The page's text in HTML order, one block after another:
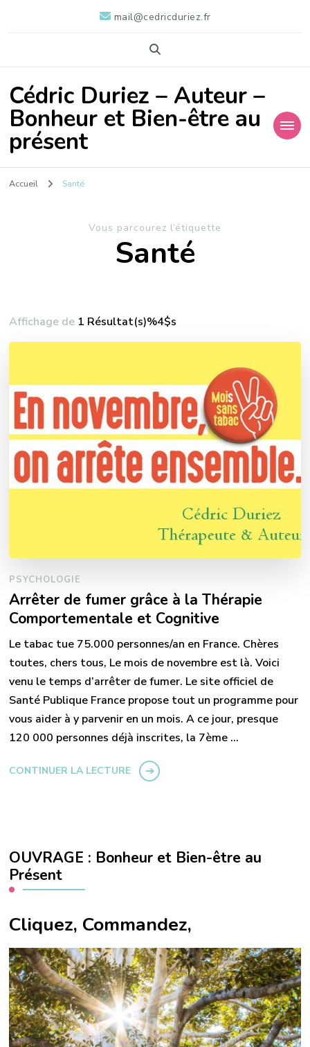
mail@cedricduriez.fr
Cédric Duriez – Auteur –
Bonheur et Bien-être au
présent
Accueil Santé
Vous parcourez l’étiquette
Santé
Affichage de 1 Résultat(s)%4$s
PSYCHOLOGIE
Arrêter de fumer grâce à la Thérapie
Comportementale et Cognitive
Le tabac tue 75.000 personnes/an en France. Chères
toutes, chers tous, Le mois de novembre est là. Voici
venu le temps d’arrêter de fumer. Le site officiel de
Santé Publique France propose tout un programme pour
vous aider à y parvenir en un mois. A ce jour, presque
120 000 personnes déjà inscrites, la 7ème …
CONTINUER LA LECTURE
OUVRAGE : Bonheur et Bien-être au
Présent
Cliquez, Commandez,